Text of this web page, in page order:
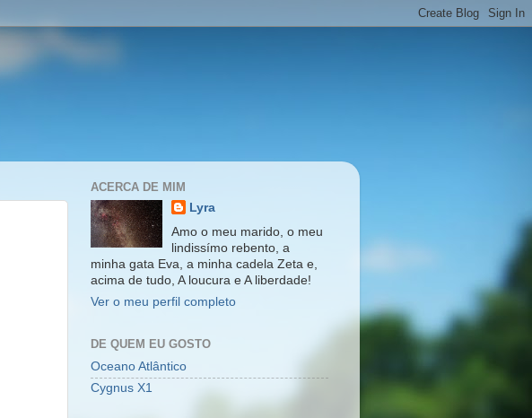
ACERCA DE MIM
Lyra
Amo o meu marido, o meu
lindissímo rebento, a
minha gata Eva, a minha cadela Zeta e,
acima de tudo, A loucura e A liberdade!
Ver o meu perfil completo
DE QUEM EU GOSTO
Oceano Atlântico
Cygnus X1